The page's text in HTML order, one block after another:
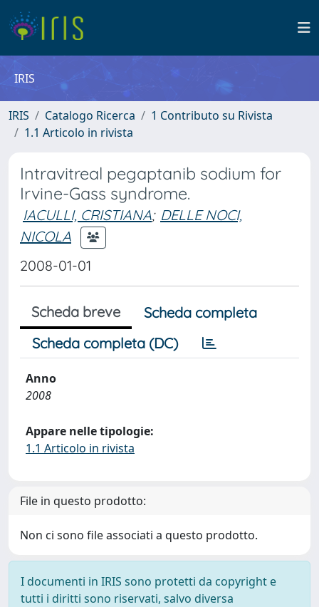
IRIS
IRIS Catalogo Ricerca
1 Contributo su Rivista
1.1 Articolo in rivista
Intravitreal pegaptanib sodium for
Irvine-Gass syndrome.
IACULLI, CRISTIANA; DELLE NOCI,
NICOLA
2008-01-01
Scheda breve
Scheda completa
Scheda completa (DC)
Anno
2008
Appare nelle tipologie:
1.1 Articolo in rivista
File in questo prodotto:
Non ci sono file associati a questo prodotto.
I documenti in IRIS sono protetti da copyright e
tutti i diritti sono riservati, salvo diversa